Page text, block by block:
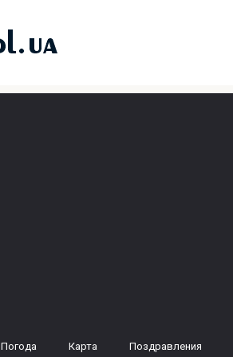
Погода Карта Поздравления